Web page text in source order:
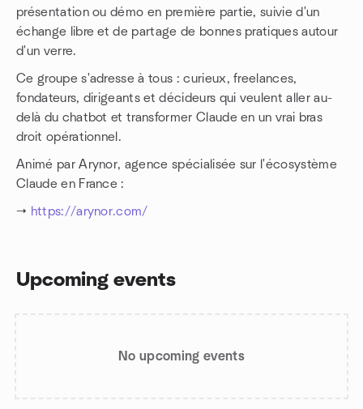
présentation ou démo en première partie, suivie d'un
échange libre et de partage de bonnes pratiques autour
d'un verre.
Ce groupe s'adresse à tous : curieux, freelances,
fondateurs, dirigeants et décideurs qui veulent aller au-
delà du chatbot et transformer Claude en un vrai bras
droit opérationnel.
Animé par Arynor, agence spécialisée sur l'écosystème
Claude en France :
→ https://arynor.com/
Upcoming events
No upcoming events